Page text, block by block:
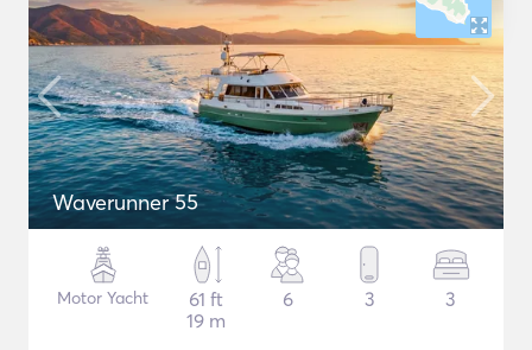
Waverunner 55
Motor Yacht
61 ft
19 m
6 3 3